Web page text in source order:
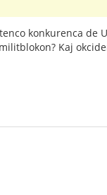
konkurenca de
Kaj